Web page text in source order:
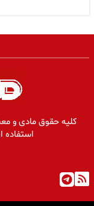
کلیه حقوق مادی و
استفاده